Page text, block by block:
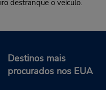
destranque o veículo.
Destinos mais
procurados nos EUA